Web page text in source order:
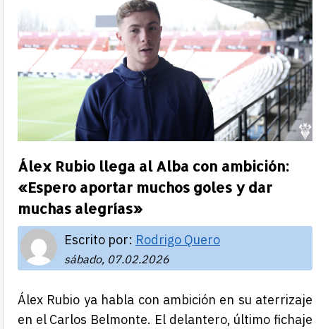
Álex Rubio llega al Alba con ambición:
«Espero aportar muchos goles y dar
muchas alegrías»
Escrito por: Rodrigo Quero
sábado, 07.02.2026
Álex Rubio ya habla con ambición en su aterrizaje
en el Carlos Belmonte. El delantero, último fichaje